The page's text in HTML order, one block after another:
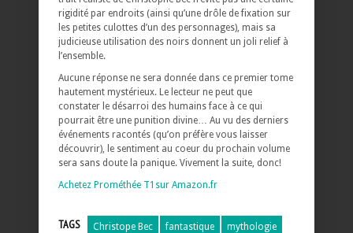
rigidité par endroits (ainsi qu’une drôle de fixation sur
les petites culottes d’un des personnages), mais sa
judicieuse utilisation des noirs donnent un joli relief à
l’ensemble.
Aucune réponse ne sera donnée dans ce premier tome
hautement mystérieux. Le lecteur ne peut que
constater le désarroi des humains face à ce qui
pourrait être une punition divine… Au vu des derniers
événements racontés (qu’on préfère vous laisser
découvrir), le sentiment au coeur du prochain volume
sera sans doute la panique. Vivement la suite, donc!
Achetez Prométhée T1sur Amazon.fr
TAGS Christope Bec fantastique mythologie